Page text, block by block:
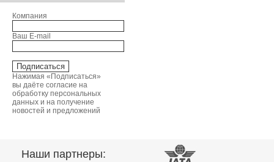
Компания
Ваш E-mail
Нажимая «Подписаться»
вы даёте согласие на
обработку персональных
данных и на получение
новостей и предложений
Наши партнеры: